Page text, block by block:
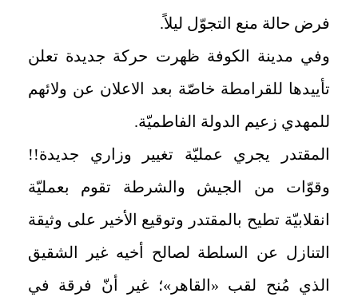
فرض حالة منع التجوّل ليلاً.
وفي مدينة الكوفة ظهرت حركة جديدة تعلن
تأييدها للقرامطة خاصّة بعد الاعلان عن ولائهم
للمهدي زعيم الدولة الفاطميّة.
المقتدر يجري عمليّة تغيير وزاري جديدة!!
وقوّات من الجيش والشرطة تقوم بعمليّة
انقلابيّة تطيح بالمقتدر وتوقيع الأخير على وثيقة
التنازل عن السلطة لصالح أخيه غير الشقيق
الذي مُنح لقب «القاهر»؛ غير أنّ فرقة في